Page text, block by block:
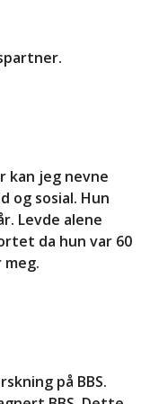
kan jeg nevne
og sosial. Hun
Levde alene
da hun var 60
på BBS.